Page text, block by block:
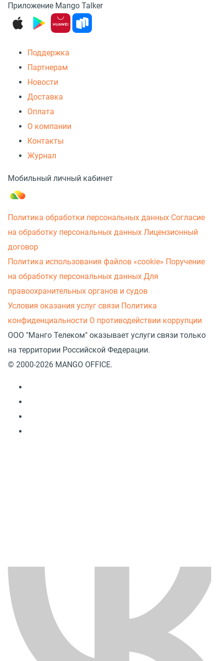
Приложение Mango Talker
Поддержка
Партнерам
Новости
Доставка
Оплата
О компании
Контакты
Журнал
Мобильный личный кабинет
Политика обработки персональных данных Согласие
на обработку персональных данных Лицензионный
договор
Политика использования файлов «cookie» Поручение
на обработку персональных данных Для
правоохранительных органов и судов
Условия оказания услуг связи Политика
конфиденциальности О противодействии коррупции
ООО "Манго Телеком" оказывает услуги связи только
на территории Российской Федерации.
© 2000-2026 MANGO OFFICE.